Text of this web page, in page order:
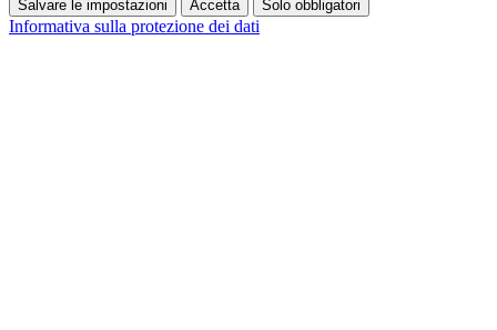
Salvare le impostazioni Accetta Solo obbligatori
Informativa sulla protezione dei dati